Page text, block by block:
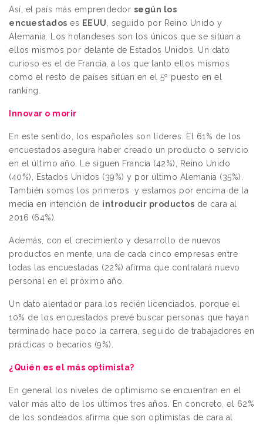
Así, el país más emprendedor según los
encuestados es EEUU , seguido por Reino Unido y
Alemania. Los holandeses son los únicos que se sitúan a
ellos mismos por delante de Estados Unidos. Un dato
curioso es el de Francia, a los que tanto ellos mismos
como el resto de países sitúan en el 5º puesto en el
ranking.
Innovar o morir
En este sentido, los españoles son líderes. El 61% de los
encuestados asegura haber creado un producto o servicio
en el último año. Le siguen Francia (42%), Reino Unido
(40%), Estados Unidos (39%) y por último Alemania (35%).
También somos los primeros y estamos por encima de la
media en intención de introducir productos de cara al
2016 (64%).
Además, con el crecimiento y desarrollo de nuevos
productos en mente, una de cada cinco empresas entre
todas las encuestadas (22%) afirma que contratará nuevo
personal en el próximo año.
Un dato alentador para los recién licenciados, porque el
10% de los encuestados prevé buscar personas que hayan
terminado hace poco la carrera, seguido de trabajadores en
prácticas o becarios (9%).
¿Quién es el más optimista?
En general los niveles de optimismo se encuentran en el
valor más alto de los últimos tres años. En concreto, e l 62%
de los sondeados afirma que son optimistas de cara al